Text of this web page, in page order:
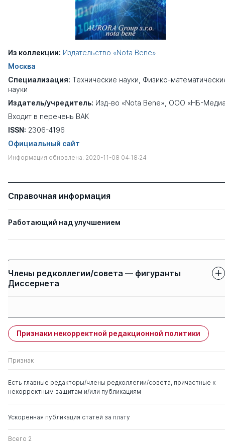
Из коллекции: Издательство «Nota Bene»
Москва
Специализация: Технические науки Физико-
науки
Издатель/учредитель: Изд-во «Nota Bene», ООО «НБ-
Входит в перечень ВАК
ISSN: 2306-4196
Официальный сайт
Информация обновлена: 2020-11-08 04:18:24
Справочная информация
Работающий над улучшением
Члены редколлегии/совета — фигуранты
Диссернета
Бурда Алексей
Григорьевич
д. э.н. 0 0
Признаки некорректной редакционной политики
Признак
Есть главные редакторы/члены редколлегии/совета, причастные к
некорректным защитам и/или публикациям
Ускоренная публикация статей за плату
Всего 2